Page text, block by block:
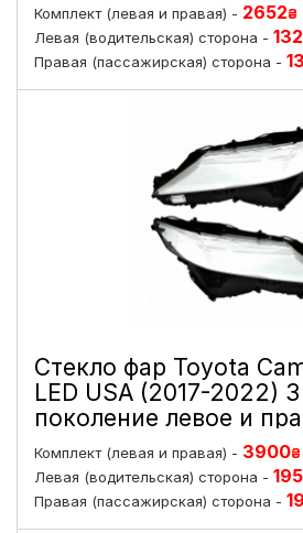
Комплект (левая и правая) - 2652₴
Левая (водительская) сторона -
Правая (пассажирская) сторона -
Стекло фар Toyota
LED USA (2017-2022)
поколение левое и
Комплект (левая и правая) - 3900₴
Левая (водительская) сторона -
Правая (пассажирская) сторона -